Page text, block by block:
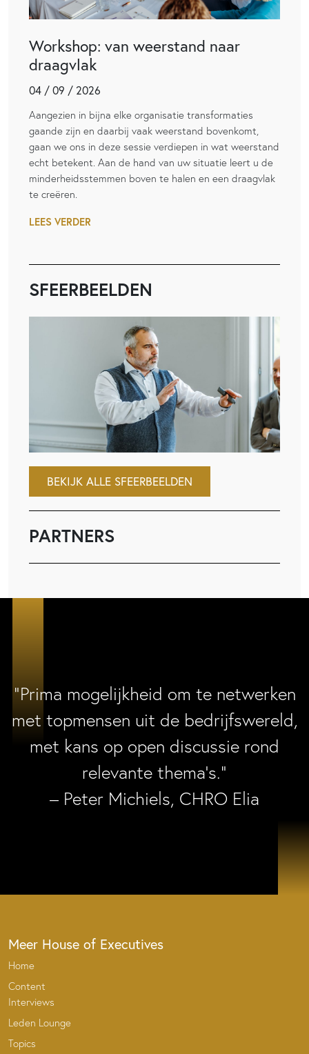
Workshop: van weerstand naar
draagvlak
04 / 09 / 2026
Aangezien in bijna elke organisatie transformaties
gaande zijn en daarbij vaak weerstand bovenkomt,
gaan we ons in deze sessie verdiepen in wat weerstand
echt betekent. Aan de hand van uw situatie leert u de
minderheidsstemmen boven te halen en een draagvlak
te creëren.
LEES VERDER
SFEERBEELDEN
BEKIJK ALLE SFEERBEELDEN
PARTNERS
“Prima mogelijkheid om te netwerken
met topmensen uit de bedrijfswereld,
met kans op open discussie rond
relevante thema’s.”
– Peter Michiels, CHRO Elia
Meer House of Executives
Home
Content
Interviews
Leden Lounge
Topics